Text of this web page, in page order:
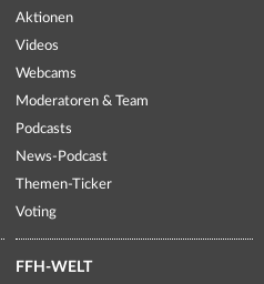
Aktionen
Videos
Webcams
Moderatoren & Team
Podcasts
News-Podcast
Themen-Ticker
Voting
FFH-WELT